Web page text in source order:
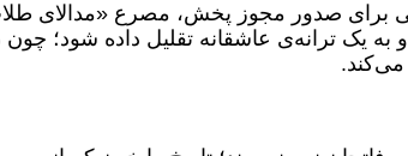
برای صدور مجوز پخش، مصرع «مدالای
به یک ترانه‌ی عاشقانه تقلیل داده شود؛ چون